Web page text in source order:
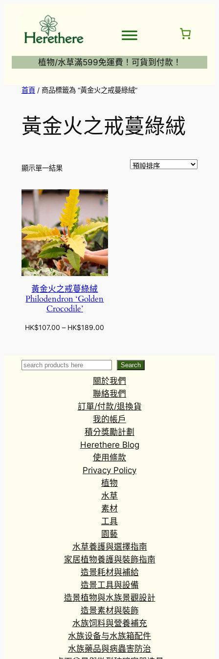
植物/水草滿599免運費！可貨到付款！
首頁/ 商品標籤為 “黃金火之戒蔓綠絨”
黃金火之戒蔓綠絨
顯示單一結果
黃金火之戒蔓綠絨
Philodendron ‘Golden
Crocodile’
HK$107.00 – HK$189.00
圍
：
H
K
$
1
0
7
.
0
0
到
H
K
$
1
8
9
.
0
0
Search Search
關於我們
聯絡我們
訂單/付款/退換貨
我的帳戶
積分獎勵計劃
Herethere Blog
使用條款
Privacy Policy
植物
水草
素材
工具
園藝
水草養護與選擇指南
家居植物養護與裝飾指南
造景耗材與補給
造景工具與設備
造景植物與水族景觀設計
造景素材與裝飾
水族饲料與營養補充
水族设备与水族箱配件
水族藥品與病蟲害防治